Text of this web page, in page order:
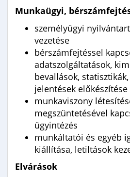
Munkaügyi,
személyügyi
vezetése
bérszámfejtéssel
adatszolgáltatások,
bevallások,
jelentések előkészítése
munkaviszony
megszüntetésével
ügyintézés
munkáltatói és egyéb
kiállítása, letiltások
Elvárások